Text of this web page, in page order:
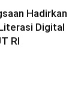
Hadirkan
Digital
RI